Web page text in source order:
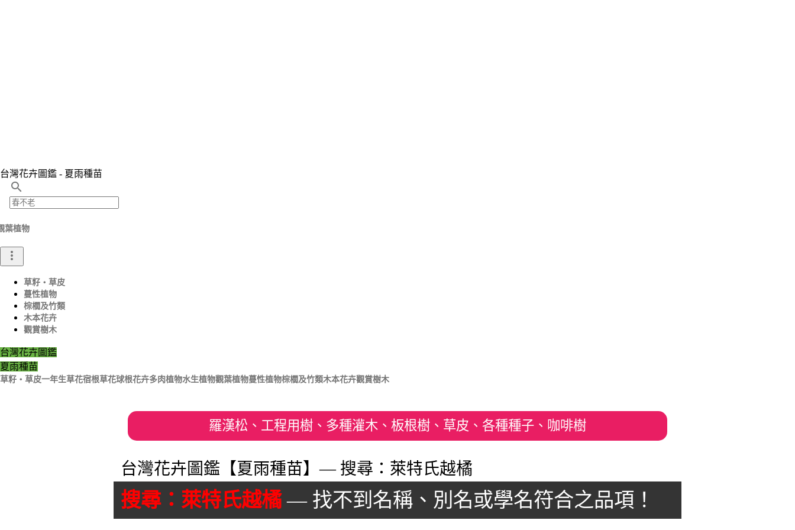
台灣花卉圖鑑 - 夏雨種苗
search
葉植物
more_vert
草籽‧草皮
蔓性植物
棕櫚及竹類
木本花卉
觀賞樹木
台灣花卉圖鑑
夏雨種苗
草籽‧草皮一年生草花宿根草花球根花卉多肉植物水生植物觀葉植物蔓性植物棕櫚及竹類木本花卉觀賞樹木
羅漢松、工程用樹、多種灌木、板根樹、草皮、各種種子、咖啡樹
台灣花卉圖鑑【夏雨種苗】— 搜尋：萊特氏越橘
搜尋：萊特氏越橘— 找不到名稱、別名或學名符合之品項！